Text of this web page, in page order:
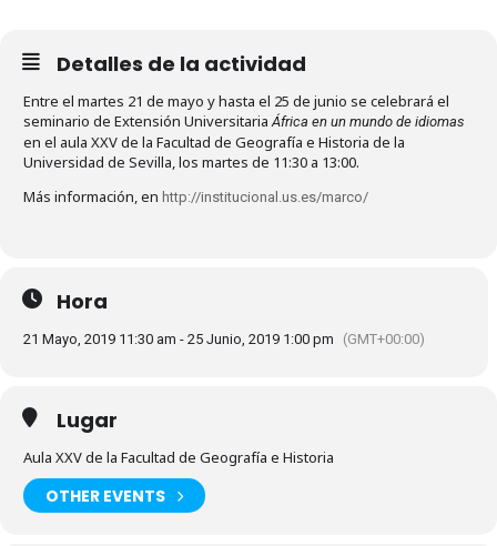
Detalles de la actividad
Entre el martes 21 de mayo y hasta el 25 de junio se celebrará el
seminario de Extensión UniversitariaÁfrica en un mundo de idiomas
en el aula XXV de la Facultad de Geografía e Historia de la
Universidad de Sevilla, los martes de 11:30 a 13:00.
Más información, en http://institucional.us.es/marco/
Hora
21 Mayo, 2019 11:30 am - 25 Junio, 2019 1:00 pm (GMT+00:00)
Lugar
Aula XXV de la Facultad de Geografía e Historia
OTHER EVENTS